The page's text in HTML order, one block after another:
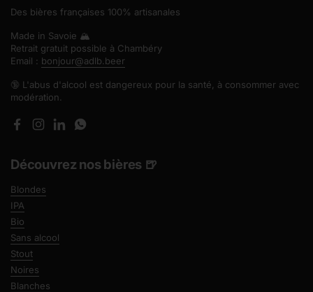
Des bières françaises 100% artisanales
Made in Savoie 🏔️
Retrait gratuit possible à Chambéry
Email : bonjour@adlb.beer
🔞 L'abus d'alcool est dangereux pour la santé, à consommer avec
modération.
FacebookInstagram
LinkedInWhatsApp
Découvrez nos bières 🍺
Blondes
IPA
Bio
Sans alcool
Stout
Noires
Blanches